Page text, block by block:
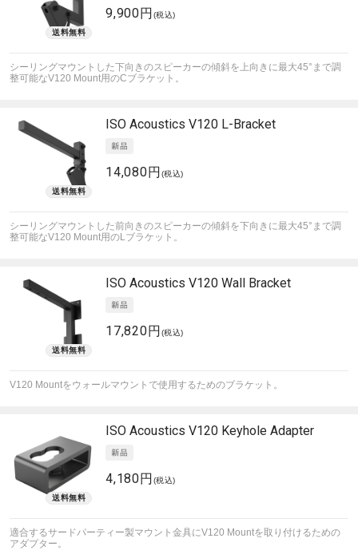
9,900円 (税込)
シーリングマウントした下向きのスピーカーの傾斜を上向きに最大45°まで調
整可能なV120 Mount用のCブラケット。
ISO Acoustics V120 L-Bracket
14,080円 (税込)
シーリングマウントした前向きのスピーカーの傾斜を下向きに最大45°まで調
整可能なV120 Mount用のLブラケット。
ISO Acoustics V120 Wall Bracket
17,820円 (税込)
V120 Mountをウォールマウントで使用するためのブラケット。
ISO Acoustics V120 Keyhole Adapter
4,180円 (税込)
適合するサードパーティー製マウント金具にV120 Mountを取り付けるための
アダプター。